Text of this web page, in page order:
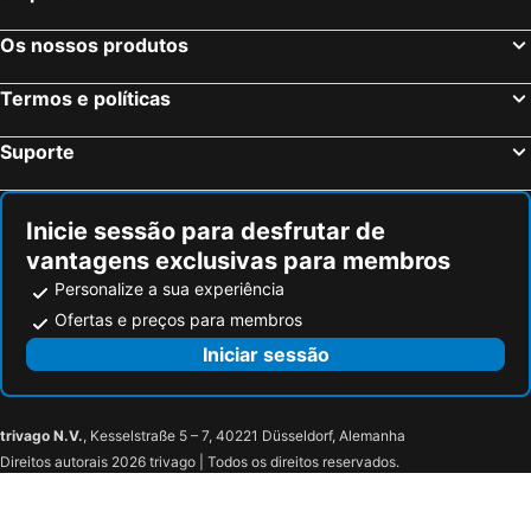
Hotel Aviation
Courtyard by Marriott Brussels
Warwick Brussels
ibis Brussels Centre Gare Midi
Hotel Prestige
Renaissance Brussels Hotel
Sheraton Brussels Airport Hotel
Hilton Garden Inn Brussels City Centre
Hotel City Center
Hotel Amigo
Smartflats Design - Grand-Place
Hotel La Legende
The Place Brussels
La Vieille Lanterne
Hotel Agora Brussels Grand Place
Os nossos produtos
Termos e políticas
Suporte
Inicie sessão para desfrutar de
vantagens exclusivas para membros
Personalize a sua experiência
Ofertas e preços para membros
Iniciar sessão
trivago N.V., Kesselstraße 5 – 7, 40221 Düsseldorf, Alemanha
Direitos autorais 2026 trivago | Todos os direitos reservados.